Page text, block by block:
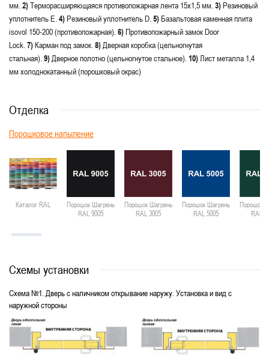
мм. 2)Терморасширяющаяся противопожарная лента 15х1,5 мм. 3)Резиновый
уплотнитель E. 4)Резиновый уплотнитель D. 5) Базальтовая каменная плита
isovol 150-200 (противопожарная). 6) Противопожарный замок Door
Lock. 7) Карман под замок. 8)Дверная коробка (цельногнутая
стальная). 9)Дверное полотно (цельногнутое стальное). 10) Лист металла 1,4
мм холоднокатанный (порошковый окрас)
Отделка
Порошковое напыление
Каталог RAL
Порошок Шагрень
RAL 9005
Порошок Шагрень
RAL 3005
Порошок Шагрень
RAL 5005
Порошок
RAL
Схемы установки
Схема №1. Дверь с наличником открывание наружу. Установка и вид с
наружной стороны